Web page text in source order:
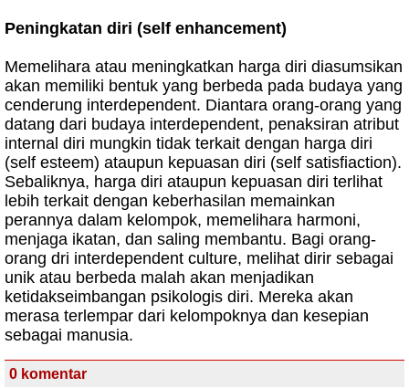
Peningkatan diri (self enhancement)
Memelihara atau meningkatkan harga diri diasumsikan
akan memiliki bentuk yang berbeda pada budaya yang
cenderung interdependent. Diantara orang-orang yang
datang dari budaya interdependent, penaksiran atribut
internal diri mungkin tidak terkait dengan harga diri
(self esteem) ataupun kepuasan diri (self satisfiaction).
Sebaliknya, harga diri ataupun kepuasan diri terlihat
lebih terkait dengan keberhasilan memainkan
perannya dalam kelompok, memelihara harmoni,
menjaga ikatan, dan saling membantu. Bagi orang-
orang dri interdependent culture, melihat dirir sebagai
unik atau berbeda malah akan menjadikan
ketidakseimbangan psikologis diri. Mereka akan
merasa terlempar dari kelompoknya dan kesepian
sebagai manusia.
0 komentar